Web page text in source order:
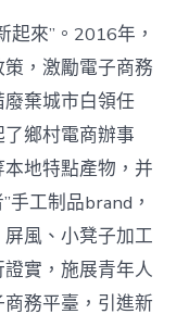
起來”。2016年，
，激勵電子商務
棄城市白領任
鄉村電商辦事
地特點產物，并
手工制品brand，
風、小凳子加工
實，施展青年人
務平臺，引進新